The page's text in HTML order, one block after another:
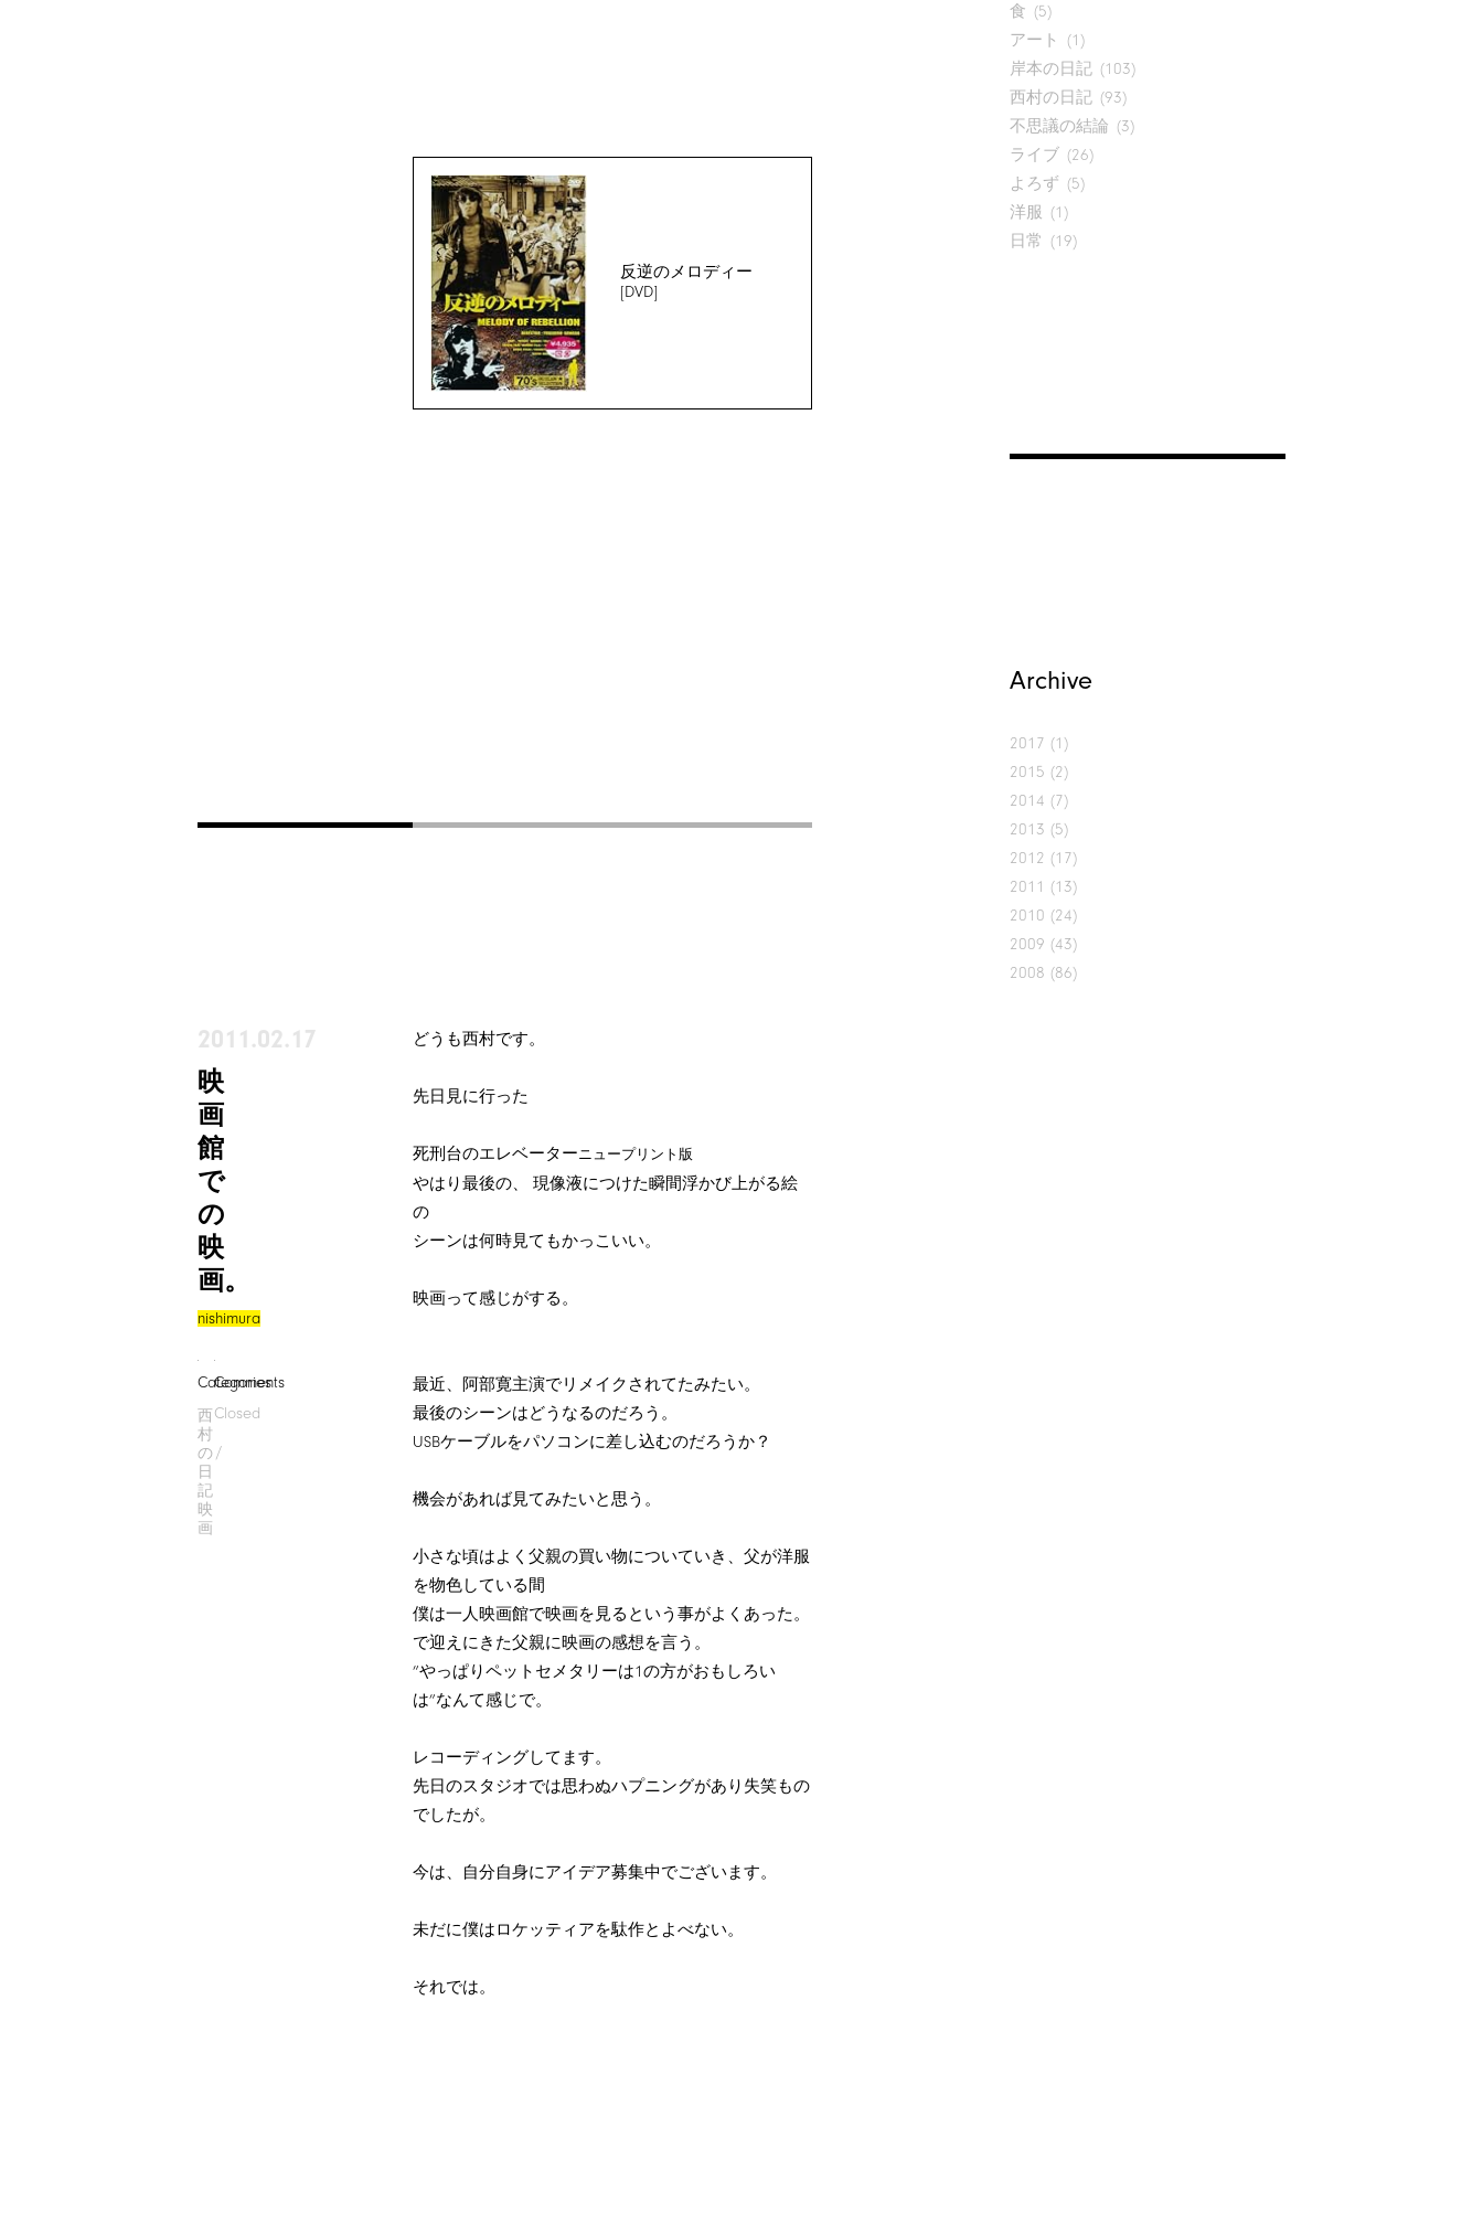
反逆のメロディー
[DVD]
2011.02.17
映
画
館
で
の
映
画。
nishimura
Categories
西
村
の
日
記
映
画
Comments
Closed
どうも西村です。
先日見に行った
死刑台のエレベーター ニュープリント版
やはり最後の、
現像液につけた瞬間浮かび上がる絵
の
シーンは何時見てもかっこいい。
映画って感じがする。
最近、阿部寛主演でリメイクされてたみたい。
最後のシーンはどうなるのだろう。
USBケーブルをパソコンに差し込むのだろうか？
機会があれば見てみたいと思う。
小さな頃はよく父親の買い物についていき、父が洋服
を物色している間
僕は一人映画館で映画を見るという事がよくあった。
で迎えにきた父親に映画の感想を言う。
”やっぱりペットセメタリーは1の方がおもしろい
は”なんて感じで。
レコーディングしてます。
先日のスタジオでは思わぬハプニングがあり失笑もの
でしたが。
今は、自分自身にアイデア募集中でございます。
未だに僕はロケッティアを駄作とよべない。
それでは。
食 (5)
アート
(1)
岸本の日記 (103)
西村の日記 (93)
不思議の結論 (3)
ライブ (26)
よろず (5)
洋服 (1)
日常 (19)
Archive
2017 (1)
2015 (2)
2014 (7)
2013 (5)
2012 (17)
2011 (13)
2010 (24)
2009 (43)
2008 (86)